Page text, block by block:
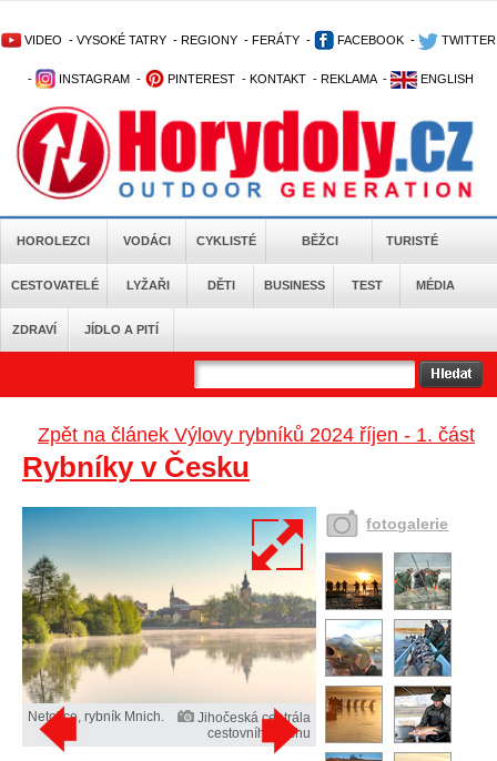
VIDEO - VYSOKÉ TATRY - REGIONY - FERÁTY - FACEBOOK - TWITTER
- INSTAGRAM - PINTEREST - KONTAKT - REKLAMA - ENGLISH
HOROLEZCI VODÁCI CYKLISTÉ BĚŽCI TURISTÉ
CESTOVATELÉ LYŽAŘI DĚTI BUSINESS TEST MÉDIA
ZDRAVÍ JÍDLO A PITÍ
Zpět na článek Výlovy rybníků 2024 říjen - 1. část
Rybníky v Česku
Netolice, rybník Mnich.
Jihočeská centrála
cestovního ruchu
fotogalerie